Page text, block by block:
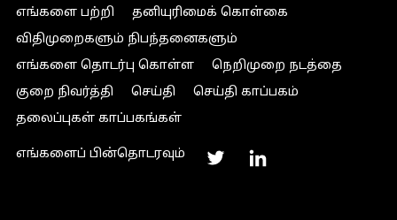
எங்களை பற்றி
தனியுரிமைக் கொள்கை
விதிமுறைகளும் நிபந்தனைகளும்
எங்களை தொடர்பு கொள்ள
நெறிமுறை நடத்தை
குறை நிவர்த்தி
செய்தி
செய்தி காப்பகம்
தலைப்புகள் காப்பகங்கள்
எங்களைப் பின்தொடரவும்